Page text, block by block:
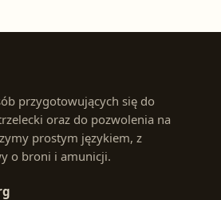
przygotowujących się do
oraz do pozwolenia na
prostym językiem, z
o broni i amunicji.